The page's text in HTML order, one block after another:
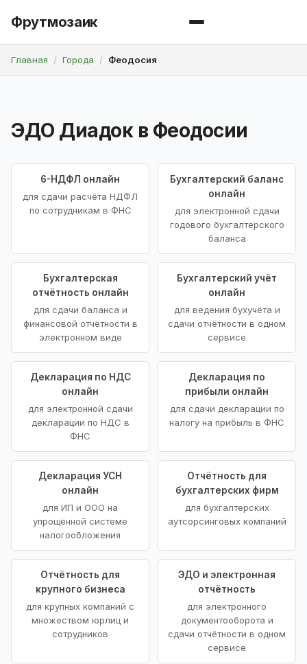
Фрутмозаик
Главная Города Феодосия
ЭДО Диадок в Феодосии
6-НДФЛ онлайн
для сдачи расчёта НДФЛ
по сотрудникам в ФНС
Бухгалтерский баланс
онлайн
для электронной сдачи
годового бухгалтерского
баланса
Бухгалтерская
отчётность онлайн
для сдачи баланса и
финансовой отчётности в
электронном виде
Бухгалтерский учёт
онлайн
для ведения бухучёта и
сдачи отчётности в одном
сервисе
Декларация по НДС
онлайн
для электронной сдачи
декларации по НДС в
ФНС
Декларация по
прибыли онлайн
для сдачи декларации по
налогу на прибыль в ФНС
Декларация УСН
онлайн
для ИП и ООО на
упрощённой системе
налогообложения
Отчётность для
бухгалтерских фирм
для бухгалтерских
аутсорсинговых компаний
Отчётность для
крупного бизнеса
для крупных компаний с
множеством юрлиц и
сотрудников
ЭДО и электронная
отчётность
для электронного
документооборота и
сдачи отчётности в одном
сервисе